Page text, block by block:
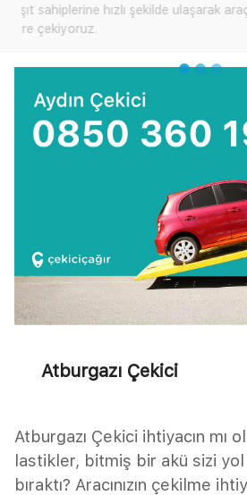
yardım isteyebilir, çok sık karşılaşılan
Çekici Çağır'dan yardım talep
Atburgazı Çekici
Atburgazı Çekici ihtiyacın mı
lastikler, bitmiş bir akü sizi yol
bıraktı? Aracınızın çekilme